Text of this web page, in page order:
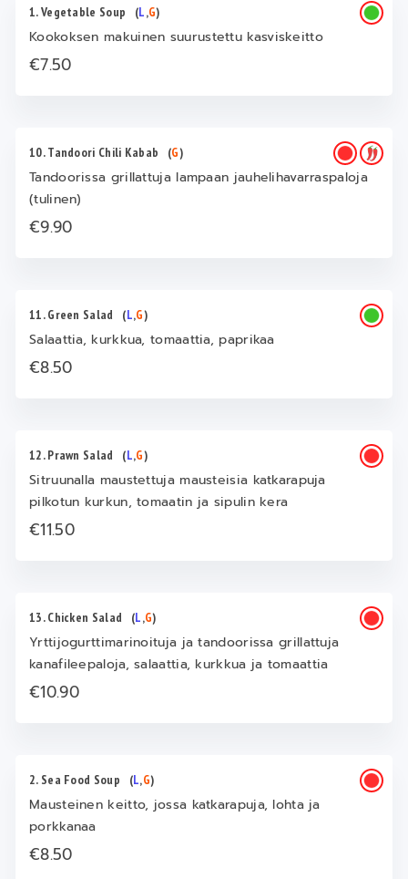
1. Vegetable Soup (L,G)
Kookoksen makuinen suurustettu kasviskeitto
€7.50
10. Tandoori Chili Kabab (G)
Tandoorissa grillattuja lampaan jauhelihavarraspaloja
(tulinen)
€9.90
11. Green Salad (L,G)
Salaattia, kurkkua, tomaattia, paprikaa
€8.50
12. Prawn Salad (L,G)
Sitruunalla maustettuja mausteisia katkarapuja
pilkotun kurkun, tomaatin ja sipulin kera
€11.50
13. Chicken Salad (L,G)
Yrttijogurttimarinoituja ja tandoorissa grillattuja
kanafileepaloja, salaattia, kurkkua ja tomaattia
€10.90
2. Sea Food Soup (L,G)
Mausteinen keitto, jossa katkarapuja, lohta ja
porkkanaa
€8.50